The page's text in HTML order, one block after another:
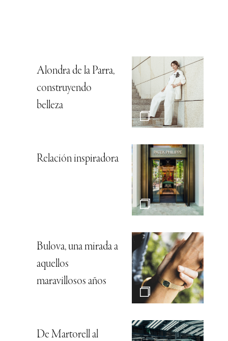
Alondra de la Parra,
construyendo
belleza
Relación inspiradora
Bulova, una mirada a
aquellos
maravillosos años
De Martorell al